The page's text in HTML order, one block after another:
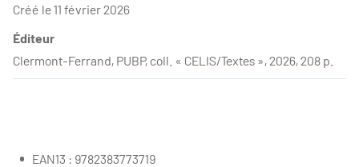
Créé le 11 février 2026
Éditeur
Clermont-Ferrand, PUBP, coll. « CELIS/Textes », 2026, 208 p.
EAN13 : 9782383773719